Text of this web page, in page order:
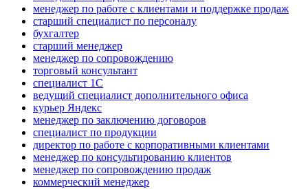
менеджер по работе с клиентами и поддержке продаж
старший специалист по персоналу
бухгалтер
старший менеджер
менеджер по сопровождению
торговый консультант
специалист 1С
ведущий специалист дополнительного офиса
курьер Яндекс
менеджер по заключению договоров
специалист по продукции
директор по работе с корпоративными клиентами
менеджер по консультированию клиентов
менеджер по сопровождению продаж
коммерческий менеджер